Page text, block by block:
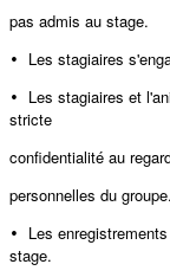
pas admis au stage.
• Les stagiaires
• Les stagiaires et
stricte
confidentialité au
personnelles du groupe.
• Les
stage.